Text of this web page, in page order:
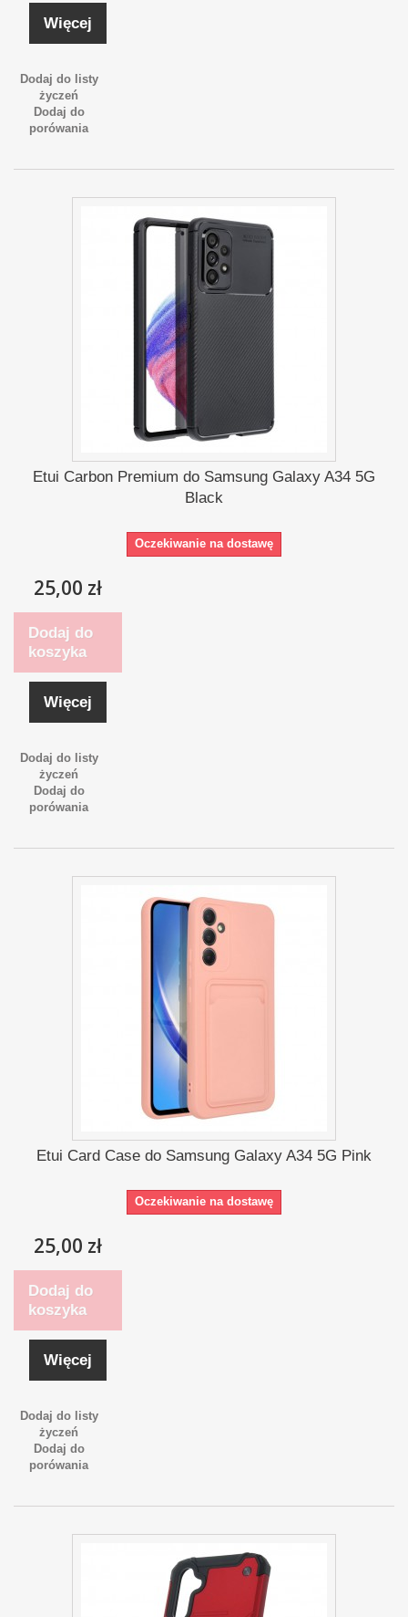
Więcej
Dodaj do listy
życzeń
Dodaj do
porówania
Etui Carbon Premium do Samsung Galaxy A34 5G
Black
Oczekiwanie na dostawę
25,00 zł
Dodaj do
koszyka
Więcej
Dodaj do listy
życzeń
Dodaj do
porówania
Etui Card Case do Samsung Galaxy A34 5G Pink
Oczekiwanie na dostawę
25,00 zł
Dodaj do
koszyka
Więcej
Dodaj do listy
życzeń
Dodaj do
porówania